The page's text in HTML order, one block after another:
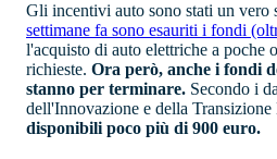
Gli incentivi auto sono stati un vero
settimane fa sono esauriti i fondi
l'acquisto di auto elettriche a poche
richieste. Ora però, anche i fondi
stanno per terminare. Secondo i
dell'Innovazione e della
disponibili poco più di 900 euro.